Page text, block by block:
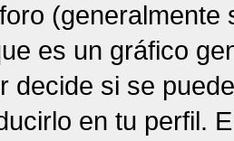
es un gráfico
decide si se
en tu perfil.